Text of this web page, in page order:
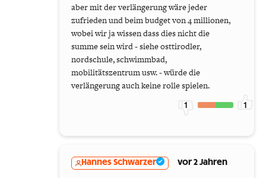
aber mit der verlängerung wäre jeder
zufrieden und beim budget von 4 millionen,
wobei wir ja wissen dass dies nicht die
summe sein wird - siehe osttirodler,
nordschule, schwimmbad,
mobilitätszentrum usw. - würde die
verlängerung auch keine rolle spielen.
1 1
Hannes Schwarzer vor 2 Jahren